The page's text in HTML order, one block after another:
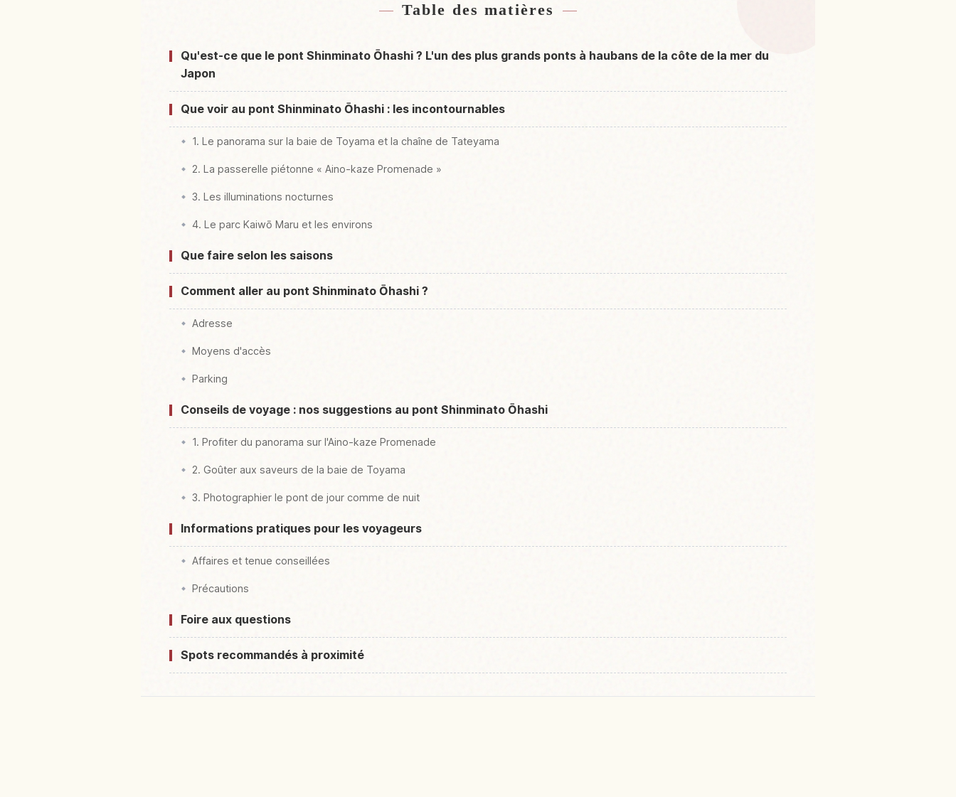
Table des matières
Qu'est-ce que le pont Shinminato Ōhashi ? L'un des plus grands ponts à haubans de la côte de la mer du
Japon
Que voir au pont Shinminato Ōhashi : les incontournables
1. Le panorama sur la baie de Toyama et la chaîne de Tateyama
2. La passerelle piétonne « Aino-kaze Promenade »
3. Les illuminations nocturnes
4. Le parc Kaiwō Maru et les environs
Que faire selon les saisons
Comment aller au pont Shinminato Ōhashi ?
Adresse
Moyens d'accès
Parking
Conseils de voyage : nos suggestions au pont Shinminato Ōhashi
1. Profiter du panorama sur l'Aino-kaze Promenade
2. Goûter aux saveurs de la baie de Toyama
3. Photographier le pont de jour comme de nuit
Informations pratiques pour les voyageurs
Affaires et tenue conseillées
Précautions
Foire aux questions
Spots recommandés à proximité